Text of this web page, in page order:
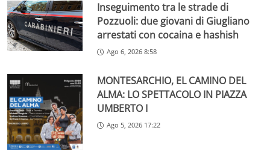
Inseguimento tra le strade di
Pozzuoli: due giovani di Giugliano
arrestati con cocaina e hashish
Ago 6, 2026 8:58
MONTESARCHIO, EL CAMINO DEL
ALMA: LO SPETTACOLO IN PIAZZA
UMBERTO I
Ago 5, 2026 17:22